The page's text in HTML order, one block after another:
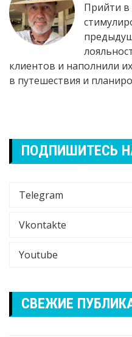
Прийти
клиентов и наполнили
в путешествия и
ПОДПИШИТЕСЬ
Telegram
Vkontakte
Youtube
СВЕЖИЕ